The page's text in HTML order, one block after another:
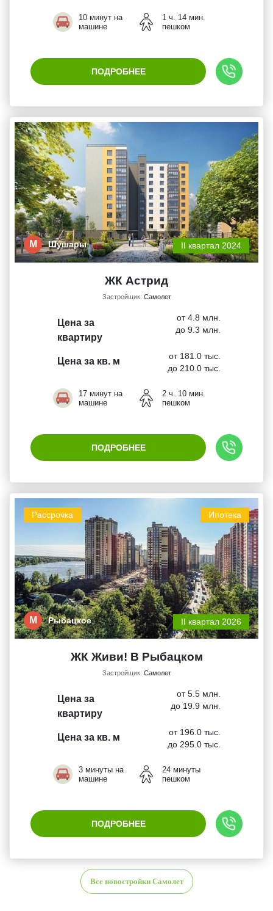
10 минут на
машине
1 ч. 14 мин.
пешком
ПОДРОБНЕЕ
М Шушары II квартал 2024
ЖК Астрид
Застройщик: Самолет
Цена за
квартиру
от 4.8 млн.
до 9.3 млн.
Цена за кв. м
от 181.0 тыс.
до 210.0 тыс.
17 минут на
машине
2 ч. 10 мин.
пешком
ПОДРОБНЕЕ
Ипотека
Рассрочка
М Рыбацкое II квартал 2026
ЖК Живи! В Рыбацком
Застройщик: Самолет
Цена за
квартиру
от 5.5 млн.
до 19.9 млн.
Цена за кв. м
от 196.0 тыс.
до 295.0 тыс.
3 минуты на
машине
24 минуты
пешком
ПОДРОБНЕЕ
Все новостройки Самолет